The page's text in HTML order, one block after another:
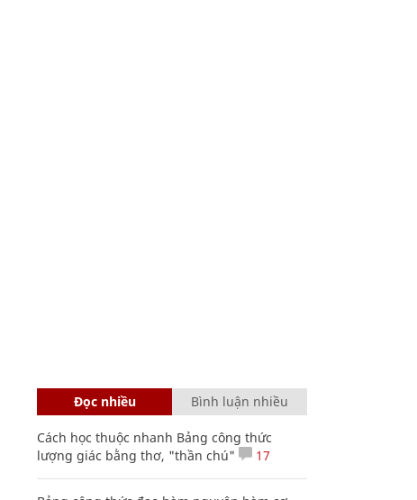
Đọc nhiều Bình luận nhiều
Cách học thuộc nhanh Bảng công thức
lượng giác bằng thơ, "thần chú"
17